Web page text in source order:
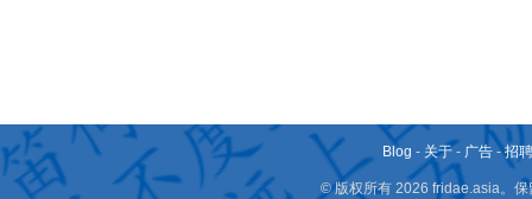
Blog - 关于 - 广告 -招
© 版权所有 2026 fridae.asia。